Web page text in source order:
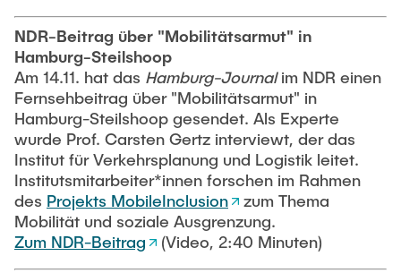
NDR-Beitrag über "Mobilitätsarmut" in
Hamburg-Steilshoop
Am 14.11. hat das Hamburg-Journalim NDR einen
Fernsehbeitrag über "Mobilitätsarmut" in
Hamburg-Steilshoop gesendet. Als Experte
wurde Prof. Carsten Gertz interviewt, der das
Institut für Verkehrsplanung und Logistik leitet.
Institutsmitarbeiter*innen forschen im Rahmen
des Projekts MobileInclusion
zum Thema
Mobilität und soziale Ausgrenzung.
Zum NDR-Beitrag
(Video, 2:40 Minuten)